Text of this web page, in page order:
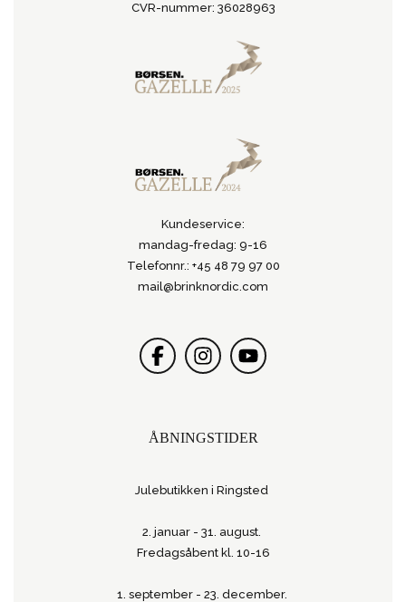
CVR-nummer: 36028963
Kundeservice:
mandag-fredag: 9-16
Telefonnr.: +45 48 79 97 00
mail@brinknordic.com
ÅBNINGSTIDER
Julebutikken i Ringsted
2. januar - 31. august.
Fredagsåbent kl. 10-16
1. september - 23. december.